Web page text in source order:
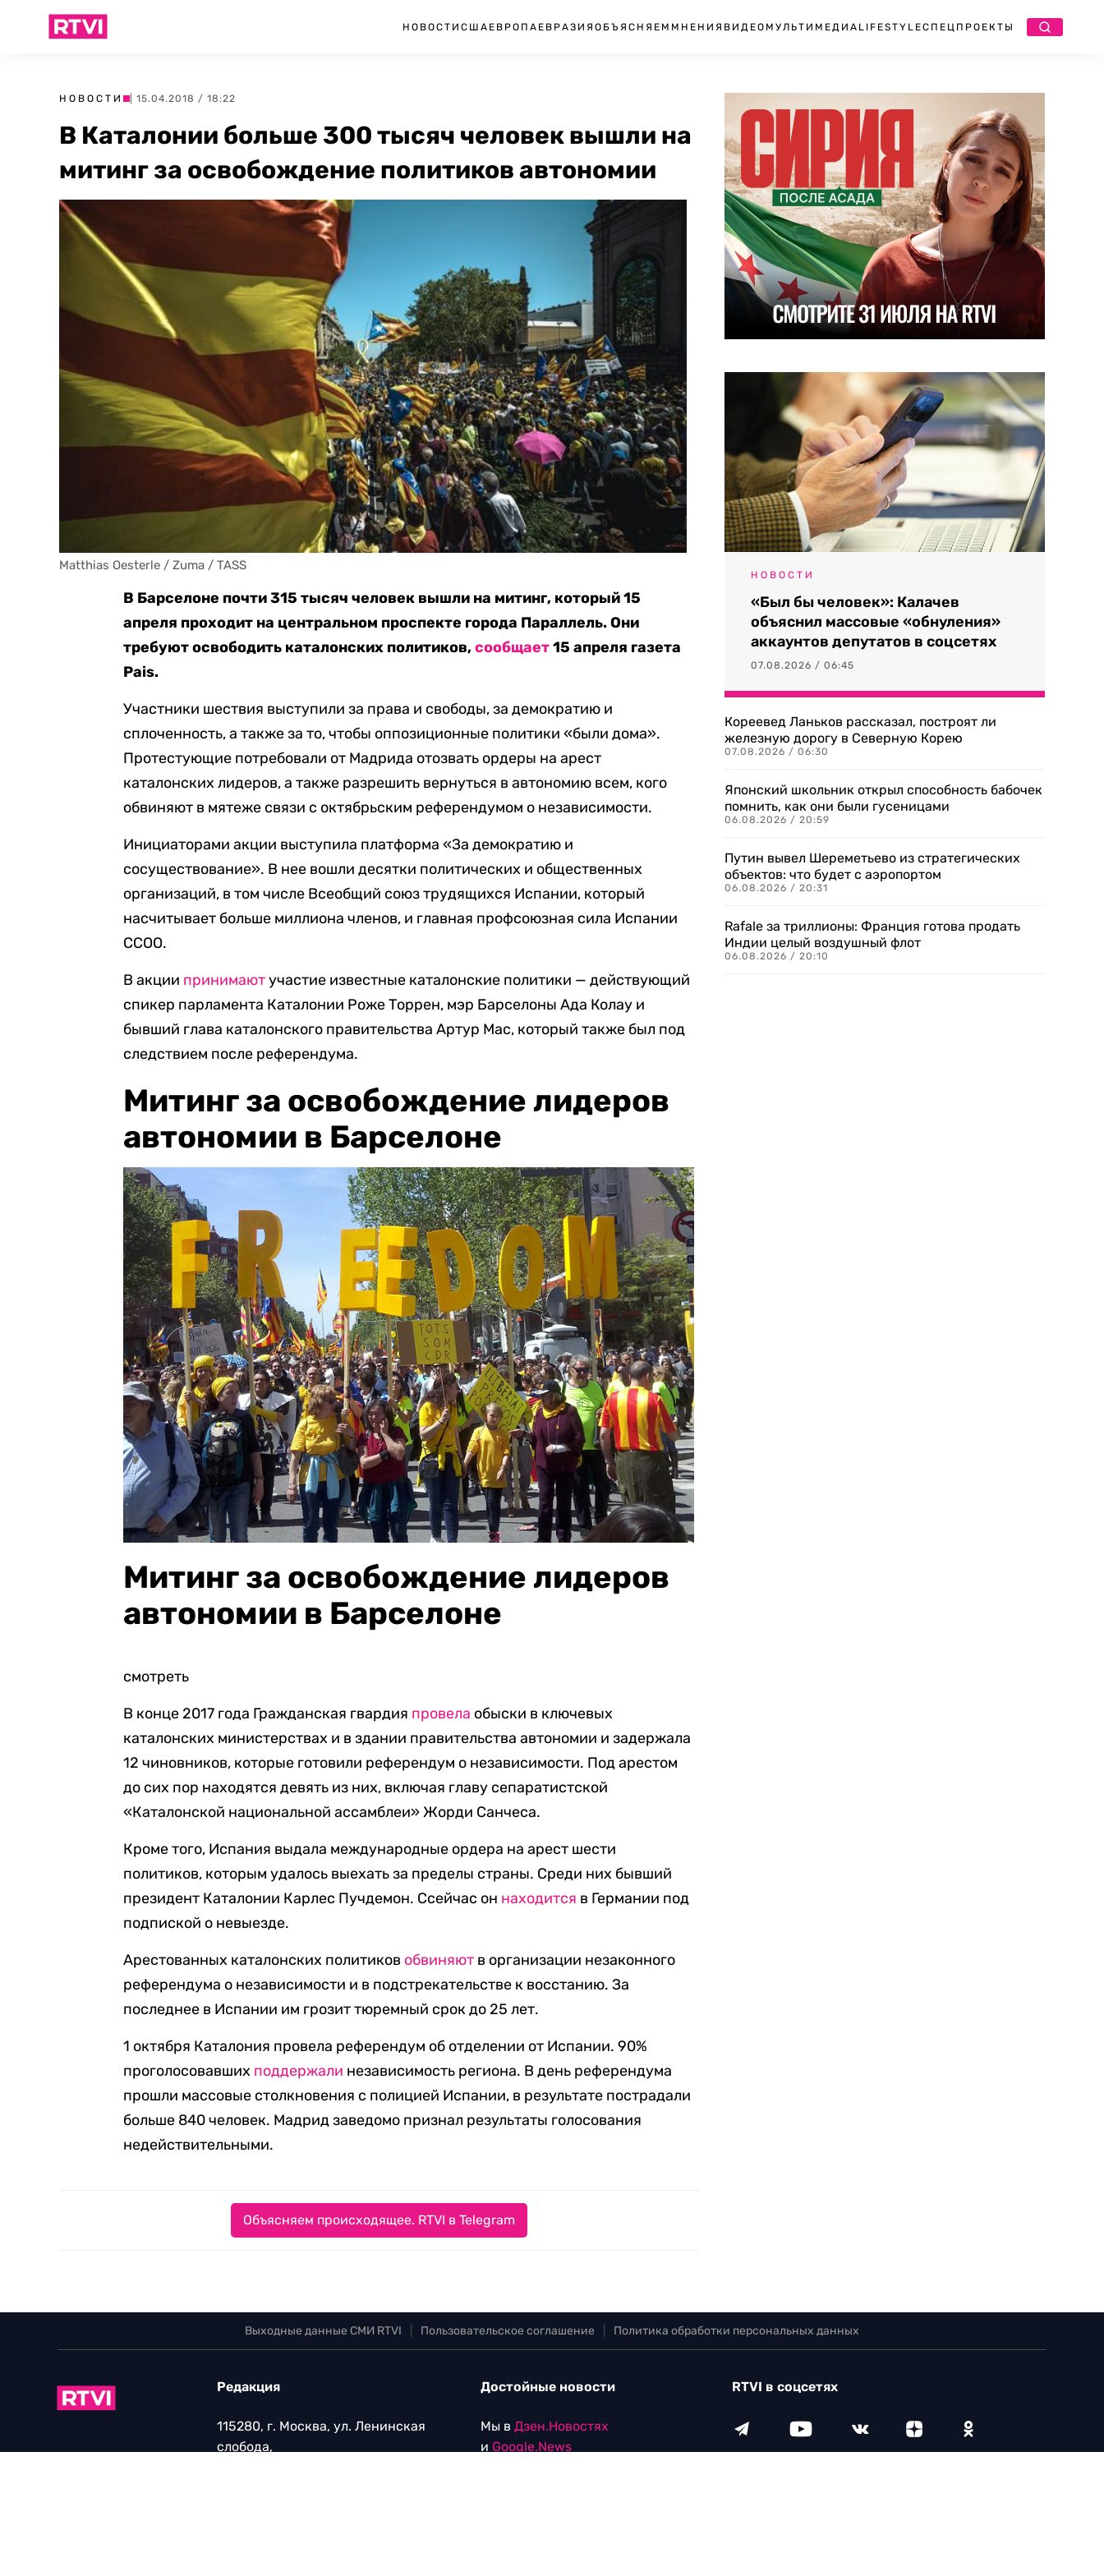
НОВОСТИ США ЕВРОПА ЕВРАЗИЯ ОБЪЯСНЯЕМ МНЕНИЯ ВИДЕО МУЛЬТИМЕДИА LIFESTYLEСПЕЦПРОЕКТЫ
НОВОСТИ | 15.04.2018 / 18:22
В Каталонии больше 300 тысяч человек вышли на
митинг за освобождение политиков автономии
Matthias Oesterle / Zuma / TASS
В Барселоне почти 315 тысяч человек вышли на митинг, который 15
апреля проходит на центральном проспекте города Параллель. Они
требуют освободить каталонских политиков,сообщает15 апреля газета
Pais.
Участники шествия выступили за права и свободы, за демократию и
сплоченность, а также за то, чтобы оппозиционные политики «были дома».
Протестующие потребовали от Мадрида отозвать ордеры на арест
каталонских лидеров, а также разрешить вернуться в автономию всем, кого
обвиняют в мятеже связи с октябрьским референдумом о независимости.
Инициаторами акции выступила платформа «За демократию и
сосуществование». В нее вошли десятки политических и общественных
организаций, в том числе Всеобщий союз трудящихся Испании, который
насчитывает больше миллиона членов, и главная профсоюзная сила Испании
CCOO.
В акции принимаютучастие известные каталонские политики — действующий
спикер парламента Каталонии Роже Торрен, мэр Барселоны Ада Колау и
бывший глава каталонского правительства Артур Мас, который также был под
следствием после референдума.
Митинг за освобождение лидеров
автономии в Барселоне
Митинг за освобождение лидеров
автономии в Барселоне
смотреть
В конце 2017 года Гражданская гвардия провела обыски в ключевых
каталонских министерствах и в здании правительства автономии и задержала
12 чиновников, которые готовили референдум о независимости. Под арестом
до сих пор находятся девять из них, включая главу сепаратистской
«Каталонской национальной ассамблеи» Жорди Санчеса.
Кроме того, Испания выдала международные ордера на арест шести
политиков, которым удалось выехать за пределы страны. Среди них бывший
президент Каталонии Карлес Пучдемон. Ссейчас он находится в Германии под
подпиской о невыезде.
Арестованных каталонских политиков обвиняют в организации незаконного
референдума о независимости и в подстрекательстве к восстанию. За
последнее в Испании им грозит тюремный срок до 25 лет.
1 октября Каталония провела референдум об отделении от Испании. 90%
проголосовавших поддержали независимость региона. В день референдума
прошли массовые столкновения с полицией Испании, в результате пострадали
больше 840 человек. Мадрид заведомо признал результаты голосования
недействительными.
Объясняем происходящее. RTVI в Telegram
НОВОСТИ
«Был бы человек»: Калачев
объяснил массовые «обнуления»
аккаунтов депутатов в соцсетях
07.08.2026 / 06:45
Кореевед Ланьков рассказал, построят ли
железную дорогу в Северную Корею
07.08.2026 / 06:30
Японский школьник открыл способность бабочек
помнить, как они были гусеницами
06.08.2026 / 20:59
Путин вывел Шереметьево из стратегических
объектов: что будет с аэропортом
06.08.2026 / 20:31
Rafale за триллионы: Франция готова продать
Индии целый воздушный флот
06.08.2026 / 20:10
Выходные данные СМИ RTVI Пользовательское соглашение Политика обработки персональных данных
Редакция
115280, г. Москва, ул. Ленинская
слобода,
Достойные новости
Мы в Дзен.Новостях
и Google.News
RTVI в соцсетях